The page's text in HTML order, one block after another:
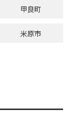
甲良町
米原市